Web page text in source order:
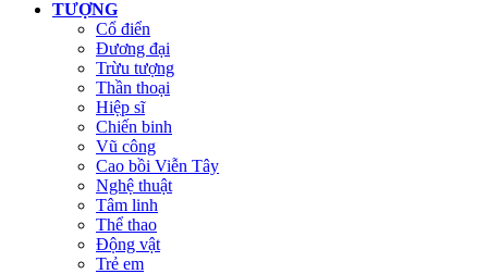
TƯỢNG
Cổ điển
Đương đại
Trừu tượng
Thần thoại
Hiệp sĩ
Chiến binh
Vũ công
Cao bồi Viễn Tây
Nghệ thuật
Tâm linh
Thể thao
Động vật
Trẻ em